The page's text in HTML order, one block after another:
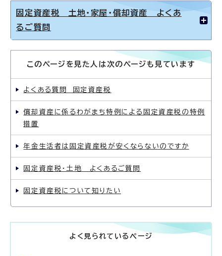
固定資産税 土地・家屋・償却資産 よくあ
るご質問
このページを見た人は次のページも見ています
よくある質問 固定資産税
償却資産に係るわがまち特例による固定資産税の特例
措置
年金生活者は固定資産税が安くならないのですか
固定資産税・土地 よくあるご質問
固定資産税について知りたい
よく見られているページ